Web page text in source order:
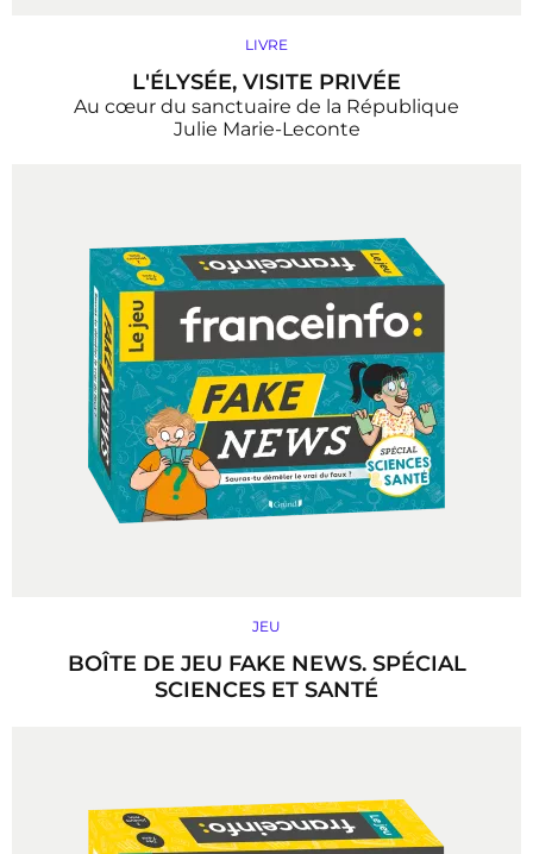
LIVRE
L'ÉLYSÉE, VISITE PRIVÉE
Au cœur du sanctuaire de la République
Julie Marie-Leconte
JEU
BOÎTE DE JEU FAKE NEWS. SPÉCIAL
SCIENCES ET SANTÉ